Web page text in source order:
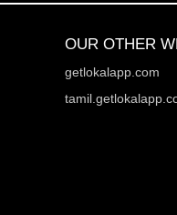
OUR OTHER
getlokalapp.com